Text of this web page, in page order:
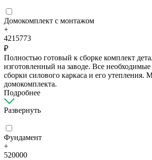
Домокомплект с монтажом
+
4215773
₽
Полностью готовый к сборке комплект
изготовленный на заводе. Все
сборки силового каркаса и его утепления.
домокомплекта.
Подробнее
Развернуть
Фундамент
+
520000